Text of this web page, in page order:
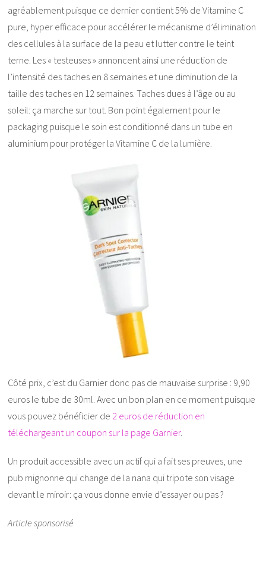
agréablement puisque ce dernier contient 5% de Vitamine C
pure, hyper efficace pour accélérer le mécanisme d’élimination
des cellules à la surface de la peau et lutter contre le teint
terne. Les « testeuses » annoncent ainsi une réduction de
l’intensité des taches en 8 semaines et une diminution de la
taille des taches en 12 semaines. Taches dues à l’âge ou au
soleil: ça marche sur tout. Bon point également pour le
packaging puisque le soin est conditionné dans un tube en
aluminium pour protéger la Vitamine C de la lumière.
Côté prix, c’est du Garnier donc pas de mauvaise surprise : 9,90
euros le tube de 30ml. Avec un bon plan en ce moment puisque
vous pouvez bénéficier de 2 euros de réduction en
téléchargeant un coupon sur la page Garnier.
Un produit accessible avec un actif qui a fait ses preuves, une
pub mignonne qui change de la nana qui tripote son visage
devant le miroir: ça vous donne envie d’essayer ou pas ?
Article sponsorisé